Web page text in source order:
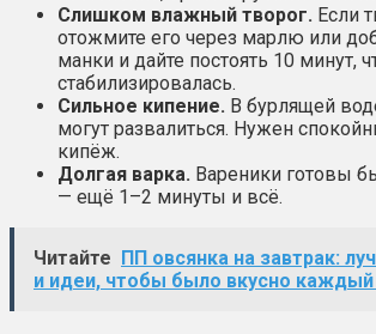
Слишком влажный творог. Если
отожмите его через марлю или
манки и дайте постоять 10 минут,
стабилизировалась.
Сильное кипение. В бурлящей
могут развалиться. Нужен
кипёж.
Долгая варка. Вареники готовы
— ещё 1–2 минуты и всё.
Читайте
ПП овсянка на завтрак:
и идеи, чтобы было вкусно